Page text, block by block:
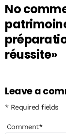
No
réussite»
Leave a
* Required fields
Comment*